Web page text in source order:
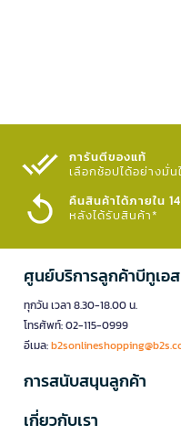
การันตีของแท้
เลือกช้อปได้อย่างมั่น
คืนสินค้าได้ภายใน
หลังได้รับสินค้า*
ศูนย์บริการลูกค้าบีทูเอส
ทุกวัน เวลา 8.30-18.00 น.
โทรศัพท์: 02-115-0999
อีเมล:
การสนับสนุนลูกค้า
เกี่ยวกับเรา